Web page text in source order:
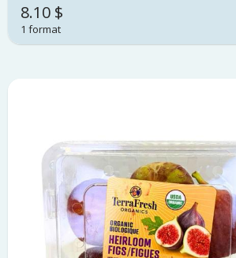
8.10 $
1 format